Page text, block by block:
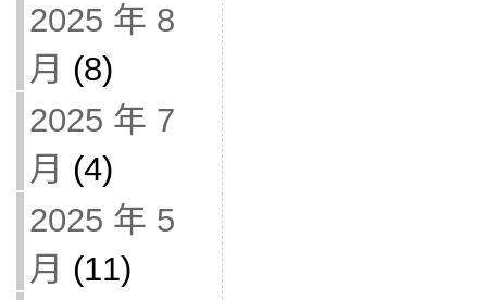
2025 年 8
月 (8)
2025 年 7
月 (4)
2025 年 5
月 (11)